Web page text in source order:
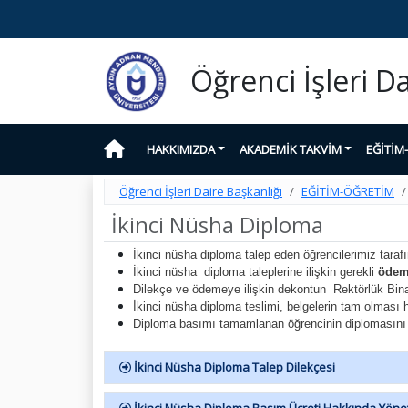
Öğrenci İşleri
HAKKIMIZDA AKADEMİK TAKVİM
Öğrenci İşleri Daire Başkanlığı EĞİTİM-ÖĞRETİM
İkinci Nüsha Diploma
İkinci nüsha diploma talep eden öğrencilerimiz
İkinci nüsha diploma taleplerine ilişkin gerekli
Dilekçe ve ödemeye ilişkin dekontun Rektörlük
İkinci nüsha diploma teslimi, belgelerin tam
Diploma basımı tamamlanan öğrencinin
İkinci Nüsha Diploma Talep Dilekçesi